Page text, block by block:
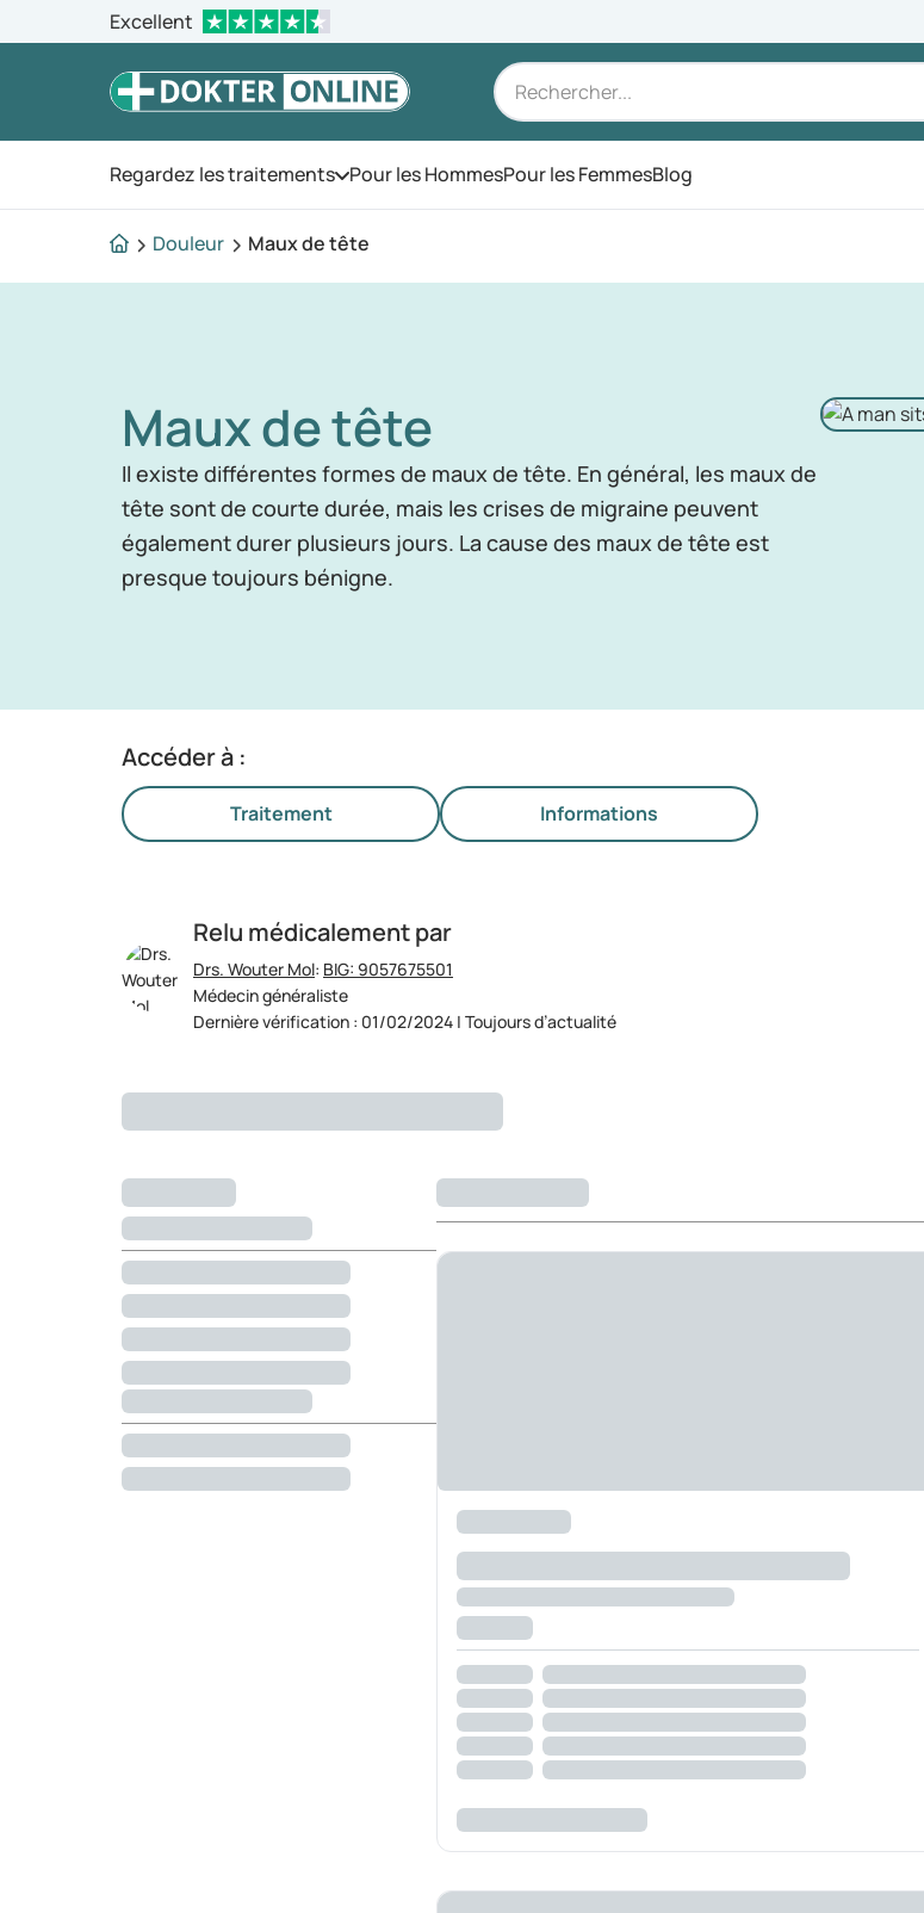
Excellent
Regardez les traitementsOuvrez le menu
Pour les HommesPour les FemmesBlog
Douleur Maux de tête
Maux de tête
Il existe différentes formes de maux de tête. En général, les maux de
tête sont de courte durée, mais les crises de migraine peuvent
également durer plusieurs jours. La cause des maux de tête est
presque toujours bénigne.
Accéder à :
Traitement Informations
Relu médicalement par
Drs. Wouter Mol: BIG: 9057675501
Médecin généraliste
Dernière vérification : 01/02/2024 | Toujours d’actualité